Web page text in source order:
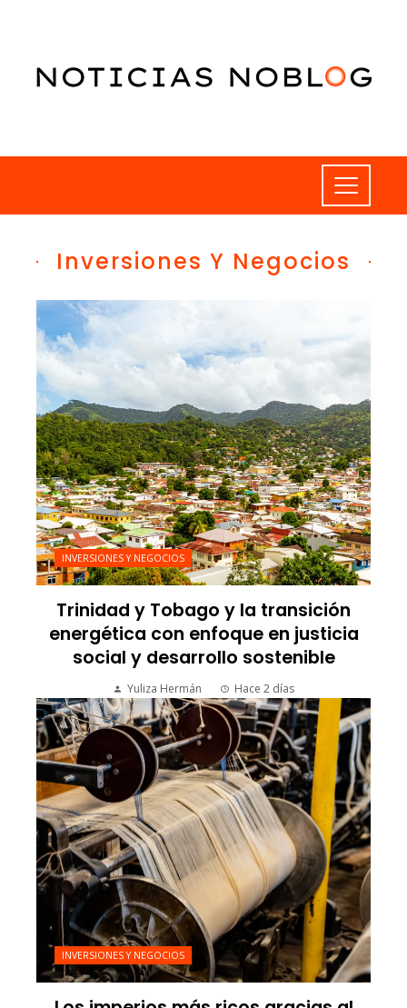
Inversiones Y Negocios
INVERSIONES Y NEGOCIOS
Trinidad y Tobago y la transición
energética con enfoque en justicia
social y desarrollo sostenible
Yuliza Hermán Hace 2 días
INVERSIONES Y NEGOCIOS